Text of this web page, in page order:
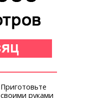
Приготовьте
своими руками